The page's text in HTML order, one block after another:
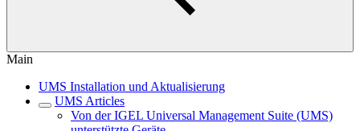
Main
UMS Installation und Aktualisierung
UMS Articles
Von der IGEL Universal Management Suite (UMS)